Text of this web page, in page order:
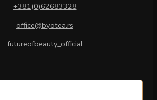
+381(0)62683328
office@byotea.rs
futureofbeauty_official